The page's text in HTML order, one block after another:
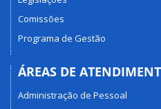
Comissões
Programa de Gestão
ÁREAS DE
Administração de Pessoal